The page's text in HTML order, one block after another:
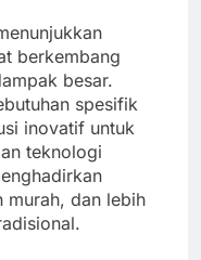
berkembang
besar.
spesifik
inovatif untuk
teknologi
murah, dan lebih